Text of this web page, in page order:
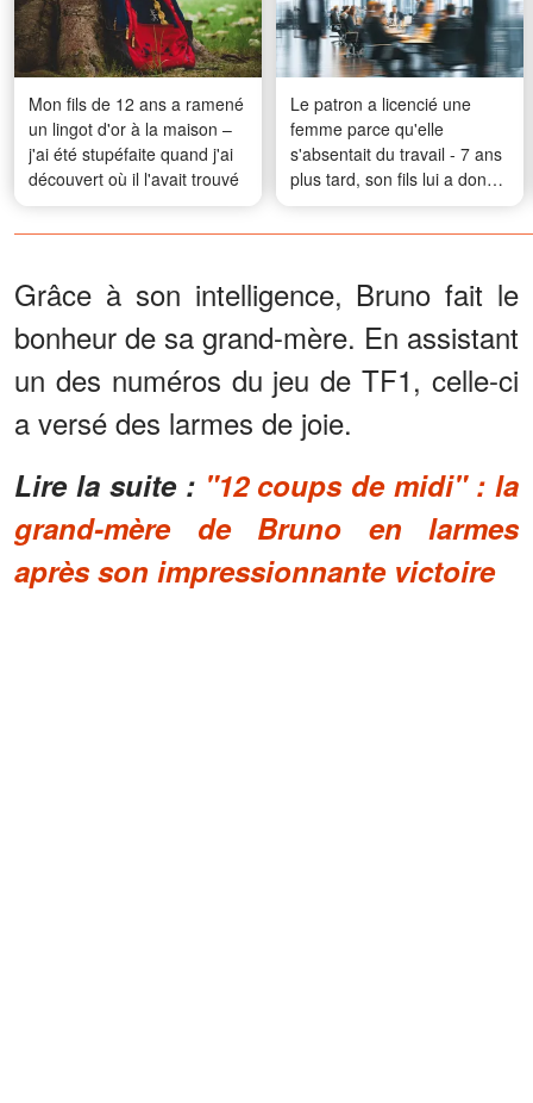
Mon fils de 12 ans a ramené
un lingot d'or à la maison –
j'ai été stupéfaite quand j'ai
découvert où il l'avait trouvé
Le patron a licencié une
femme parce qu'elle
s'absentait du travail - 7 ans
plus tard, son fils lui a donné
une leçon
Grâce à son intelligence, Bruno fait le
bonheur de sa grand-mère. En assistant
un des numéros du jeu de TF1, celle-ci
a versé des larmes de joie.
Lire la suite : "12 coups de midi" : la
grand-mère de Bruno en larmes
après son impressionnante victoire